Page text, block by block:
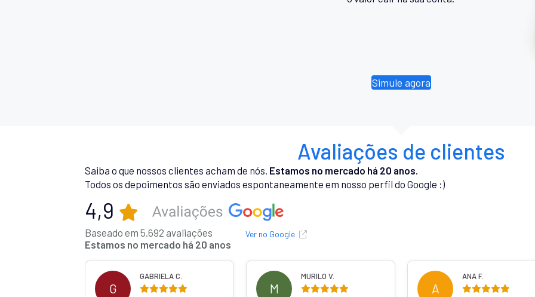
Simule agora
Avaliações de clientes
Saiba o que nossos clientes acham de nós. Estamos no mercado há 20 anos.
Todos os depoimentos são enviados espontaneamente em nosso perfil do Google :)
4,9
Baseado em 5.692 avaliações
Estamos no mercado há 20 anos
Ver no Google
G
GABRIELA C.
M
MURILO V.
A
ANA F.